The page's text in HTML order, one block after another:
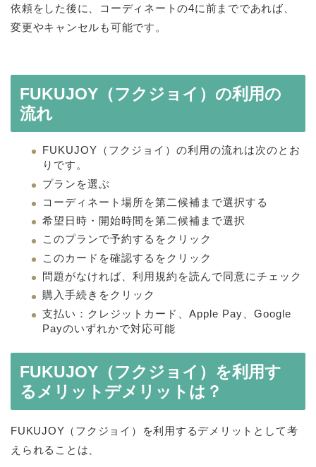
依頼をした後に、コーディネートの4に前までであれば、
変更やキャンセルも可能です。
FUKUJOY（フクジョイ）の利用の
流れ
FUKUJOY（フクジョイ）の利用の流れは次のとお
りです。
プランを選ぶ
コーディネート場所を第二候補まで選択する
希望日時・開始時間を第二候補まで選択
このプランで予約するをクリック
このカードを確認するをクリック
問題がなければ、利用規約を読んで同意にチェック
購入手続きをクリック
支払い：クレジットカード、Apple Pay、Google
Payのいずれかで対応可能
FUKUJOY（フクジョイ）を利用す
るメリットデメリットは？
FUKUJOY（フクジョイ）を利用するデメリットとして考
えられることは、